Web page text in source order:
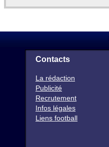
Contacts
La rédaction
Publicité
Recrutement
Infos légales
Liens football